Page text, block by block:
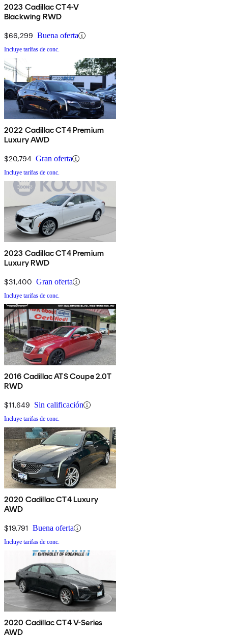
2023 Cadillac CT4-V
Blackwing RWD
$66,299 Buena oferta
Incluye tarifas de conc.
2022 Cadillac CT4 Premium
Luxury AWD
$20,794 Gran oferta
Incluye tarifas de conc.
2023 Cadillac CT4 Premium
Luxury RWD
$31,400 Gran oferta
Incluye tarifas de conc.
2016 Cadillac ATS Coupe 2.0T
RWD
$11,649 Sin calificación
Incluye tarifas de conc.
2020 Cadillac CT4 Luxury
AWD
$19,791 Buena oferta
Incluye tarifas de conc.
2020 Cadillac CT4 V-Series
AWD